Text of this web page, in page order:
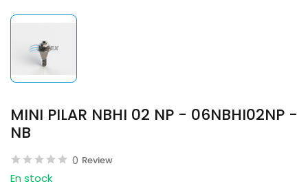
MINI PILAR NBHI 02 NP - 06NBHI02NP -
NB
0 Review
En stock